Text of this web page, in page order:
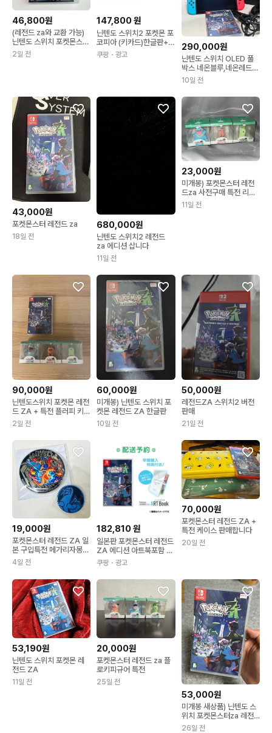
46,800원
(레전드 za와 교환 가능)
닌텐도 스위치 포켓몬스터
브릴리언트 다이아몬드 칩
2일 전
147,800원
닌텐도 스위치2 포켓몬 포
코피아 (키카드)한글판+스
위치 게임타이틀 (S2)포코
피아+스위치1용 포켓몬
쿠팡 ・광고
290,000원
닌텐도 스위치 OLED 풀
박스 네온블루,네온레드
판매 (+레전드 ZA칩)
10일 전
43,000원
포켓몬스터 레전드 za
18일 전
680,000원
닌텐도 스위치2 레전드
za 에디션 삽니다
11일 전
23,000원
미개봉) 포켓몬스터 레전
드za 사전구매 특전 리아
코 뚜꾸리 치코리타 플러
피 피규어 키링
11일 전
90,000원
닌텐도스위치 포켓몬 레전
드 ZA + 특전 플러피 키링
세트
2일 전
60,000원
미개봉) 닌텐도 스위치 포
켓몬 레전드 ZA 한글판
10일 전
50,000원
레전드ZA 스위치2 버전
판매
21일 전
19,000원
포켓몬스터 레전드 ZA 일
본 구입특전 메가리자몽
메가리자돈 금박캔뱃지 포
켓몬센터 가챠 코인 동전
드닐레이브
4일 전
182,810원
일본판 포켓몬스터 레전드
ZA 에디션 아트북포함 닌
텐도스위치 포켓몬 LEGE
NDS ZA 포켓몬레전드Z
A 아트북특전 포함(+195
일)
쿠팡 ・광고
70,000원
포켓몬스터 레전드 ZA +
특전 케이스 판매합니다
20일 전
53,190원
닌텐도 스위치 포켓몬 레
전드 ZA
11일 전
20,000원
포켓몬스터 레전드 za 플
로키피규어 특전
25일 전
53,000원
미개봉 새상품) 닌텐도 스
위치 포켓몬스터za 레전
드za
26일 전